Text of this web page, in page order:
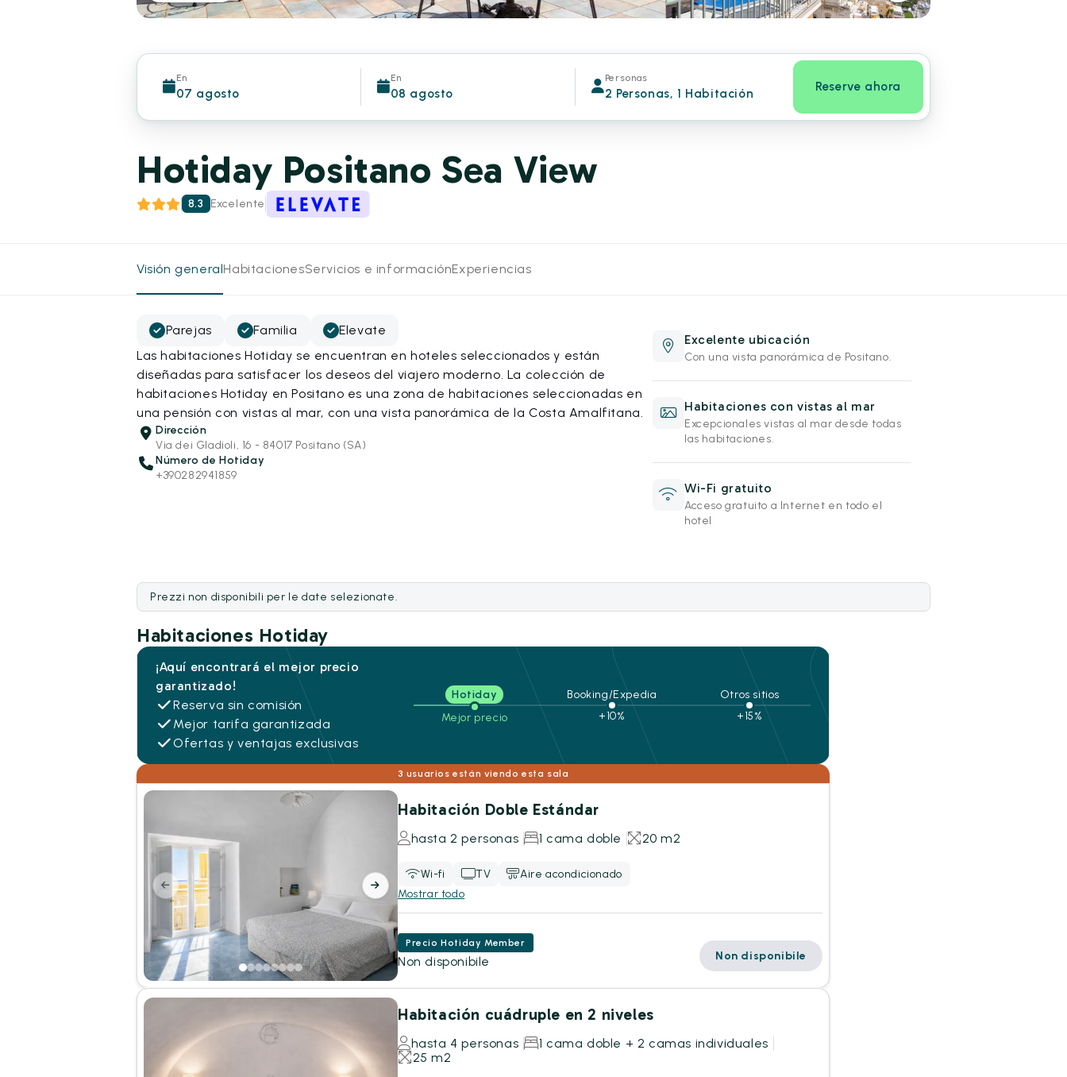
En
07 agosto
En
08 agosto
Personas
2 Personas, 1 Habitación Reserve ahora
Hotiday Positano Sea View
8.3 Excelente
Visión generalHabitacionesServicios e informaciónExperiencias
Parejas Familia
Elevate
Las habitaciones Hotiday se encuentran en hoteles seleccionados y están
diseñadas para satisfacer los deseos del viajero moderno. La colección de
habitaciones Hotiday en Positano es una zona de habitaciones seleccionadas en
una pensión con vistas al mar, con una vista panorámica de la Costa Amalfitana.
Dirección
Via dei Gladioli, 16 - 84017 Positano (SA)
Número de Hotiday
+390282941859
Excelente ubicación
Con una vista panorámica de Positano.
Habitaciones con vistas al mar
Excepcionales vistas al mar desde todas
las habitaciones.
Wi-Fi gratuito
Acceso gratuito a Internet en todo el
hotel
Prezzi non disponibili per le date selezionate.
Habitaciones Hotiday
¡Aquí encontrará el mejor precio
garantizado!
Reserva sin comisión
Mejor tarifa garantizada
Ofertas y ventajas exclusivas
Hotiday
Mejor precio
Booking/Expedia
+10%
Otros sitios
+15%
3 usuarios están viendo esta sala
Habitación Doble Estándar
hasta 2 personas 1 cama doble 20 m2
Wi-fi TV
Aire acondicionado
Mostrar todo
Precio Hotiday Member
Non disponibile Non disponibile
Habitación cuádruple en 2 niveles
hasta 4 personas
1 cama doble + 2 camas individuales
25 m2